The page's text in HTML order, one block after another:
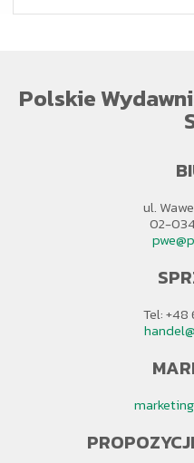
Polskie
ul.
02-
Tel: +48